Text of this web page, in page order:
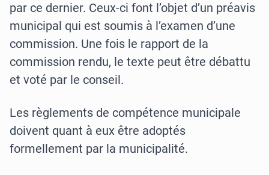
par ce dernier. Ceux-ci font l’objet d’un préavis
municipal qui est soumis à l’examen d’une
commission. Une fois le rapport de la
commission rendu, le texte peut être débattu
et voté par le conseil.
Les règlements de compétence municipale
doivent quant à eux être adoptés
formellement par la municipalité.